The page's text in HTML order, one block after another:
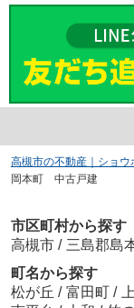
高槻市の不動産｜ショウ
岡本町 中古戸建
市区町村から探す
高槻市 / 三島郡島
町名から探す
松が丘 / 富田町 /